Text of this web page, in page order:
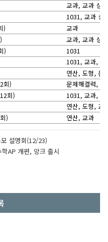
교과, 교과 심화
1031, 교과 심
)
교과
교과, 교과 심화
)
1031
1031, 교과, 연
연산, 도형, 문
회)
문제해결력,
회)
1031, 교과, 교
연산, 도형, 교
) 연산, 교과
설명회(12/23)
AP 개편, 앙크 출시